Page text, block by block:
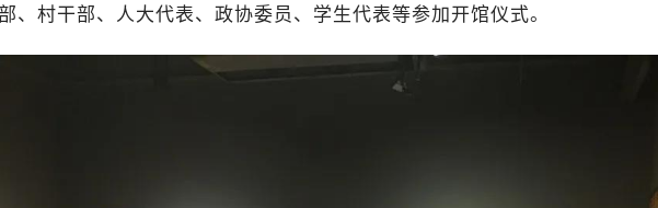
、村干部、人大代表、政协委员、学生代表等参加开馆仪式。